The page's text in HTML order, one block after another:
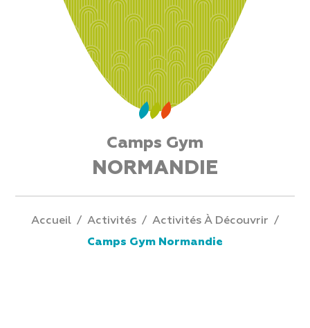
Camps Gym
NORMANDIE
Accueil / Activités / Activités À Découvrir /
Camps Gym Normandie